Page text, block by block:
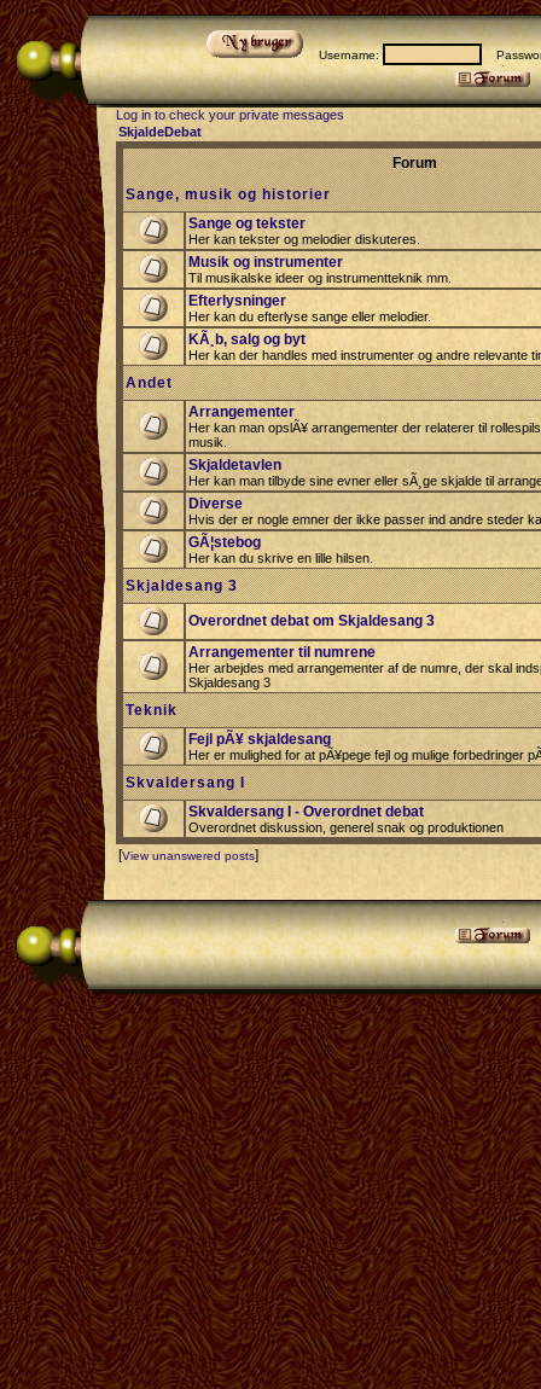
Username:
Log in to check your private messages
SkjaldeDebat
Forum
Sange, musik og historier
Sange og tekster
Her kan tekster og melodier diskuteres.
Musik og instrumenter
Til musikalske ideer og instrumentteknik mm.
Efterlysninger
Her kan du efterlyse sange eller melodier.
KÃ¸b, salg og byt
Her kan der handles med instrumenter og andre relevante
Andet
Arrangementer
Her kan man opslÃ¥ arrangementer der relaterer til
musik.
Skjaldetavlen
Her kan man tilbyde sine evner eller sÃ¸ge skjalde til
Diverse
Hvis der er nogle emner der ikke passer ind andre steder
GÃ¦stebog
Her kan du skrive en lille hilsen.
Skjaldesang 3
Overordnet debat om Skjaldesang 3
Arrangementer til numrene
Her arbejdes med arrangementer af de numre, der skal
Skjaldesang 3
Teknik
Fejl pÃ¥ skjaldesang
Her er mulighed for at pÃ¥pege fejl og mulige forbedringer
Skvaldersang I
Skvaldersang I - Overordnet debat
Overordnet diskussion, generel snak og produktionen
[View unanswered posts]